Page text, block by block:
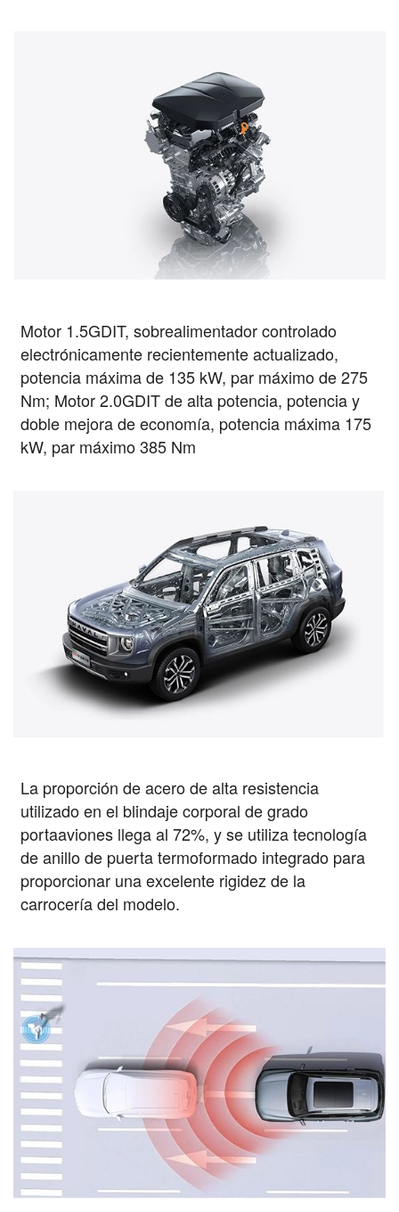
Motor 1.5GDIT, sobrealimentador controlado
electrónicamente recientemente actualizado,
potencia máxima de 135 kW, par máximo de 275
Nm; Motor 2.0GDIT de alta potencia, potencia y
doble mejora de economía, potencia máxima 175
kW, par máximo 385 Nm
La proporción de acero de alta resistencia
utilizado en el blindaje corporal de grado
portaaviones llega al 72%, y se utiliza tecnología
de anillo de puerta termoformado integrado para
proporcionar una excelente rigidez de la
carrocería del modelo.